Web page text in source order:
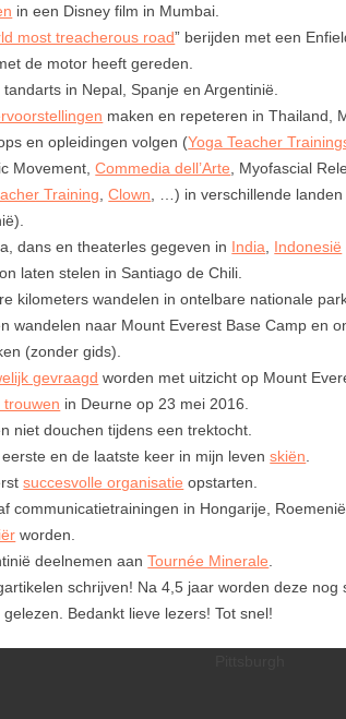
in een Disney film in Mumbai.
most treacherous road” berijden met een
de motor heeft gereden.
in Nepal, Spanje en Argentinië.
maken en repeteren in Thailand,
en opleidingen volgen (Yoga Teacher
Movement,Commedia dell’Arte , Myofascial
Training ,Clown , …) in verschillende
dans en theaterles gegeven in India Indonesië
laten stelen in Santiago de Chili.
kilometers wandelen in ontelbare nationale
wandelen naar Mount Everest Base Camp en
(zonder gids).
gevraagd worden met uitzicht op Mount
trouwen in Deurne op 23 mei 2016.
niet douchen tijdens een trektocht.
eerste en de laatste keer in mijn levenskiën
succesvolle organisatie opstarten.
communicatietrainingen in Hongarije,
worden.
deelnemen aanTournée Minerale
schrijven! Na 4,5 jaar worden deze
gelezen. Bedankt lieve lezers! Tot snel!